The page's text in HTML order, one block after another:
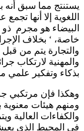
يستنتج مما سبق أنه
اللغوية إلا أنها
البيضاء هو مجرم
خاصة، ‘ بخلاف
والتجارة يتم من
والمهنية لارتكاب
بذكاء وتفكير علمي
وهكذا فإن مرتكبي
ومنهم هيئات معنوية
والكفاءات العالية
في المحيط الذي